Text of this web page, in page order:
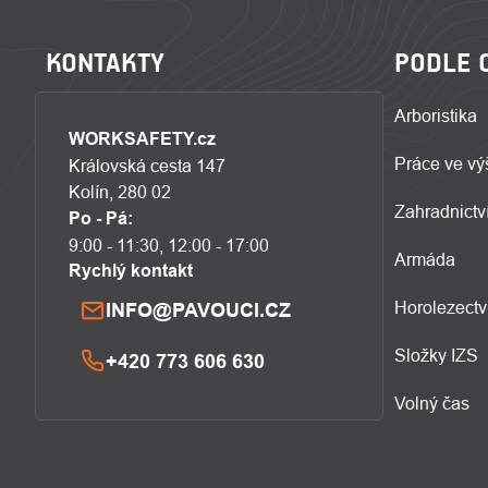
KONTAKTY
WORKSAFETY.cz
Královská cesta 147
Kolín, 280 02
Po - Pá:
9:00 - 11:30, 12:00 - 17:00
Rychlý kontakt
INFO@PAVOUCI.CZ
+420 773 606 630
PODLE
Arboristika
Práce ve
Armáda
Složky IZS
Volný čas